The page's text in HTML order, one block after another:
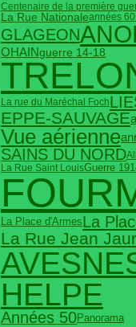
Centenaire de la première
La Rue Nationaleannées 60
GLAGEON
OHAINguerre 14-18
La rue du Maréchal Foch
EPPE-SAUVAGE
Vue aérienne
SAINS DU NORD
La Rue Saint LouisGuerre
La Place d'ArmesLa
La Rue Jean
HELPE
Années 50Panorama